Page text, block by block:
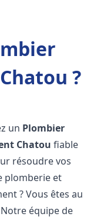
?
un Plombier
Chatou fiable
résoudre vos
plomberie et
? Vous êtes au
équipe de